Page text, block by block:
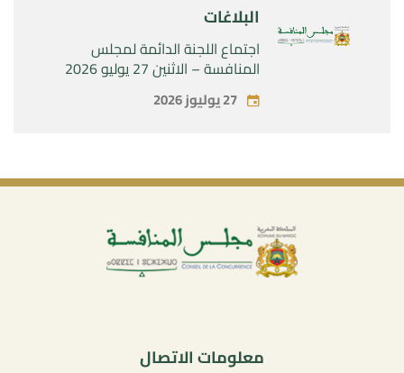
البلاغات
اجتماع اللجنة الدائمة لمجلس
المنافسة – الاثنين 27 يوليو 2026
27 يوليوز 2026
معلومات الاتصال